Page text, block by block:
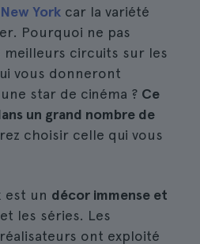
York car la variété
Pourquoi ne pas
circuits sur les
vous donneront
star de cinéma ? Ce
un grand nombre de
choisir celle qui vous
est un décor immense et
les séries. Les
ont exploité